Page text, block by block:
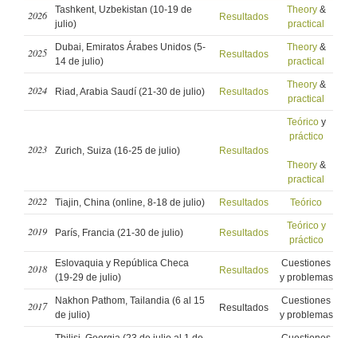
2026
Tashkent, Uzbekistan (10-19 de
julio)
Resultados
Theory&
practical
2025
Dubai, Emiratos Árabes Unidos (5-
14 de julio)
Resultados
Theory&
practical
2024 Riad, Arabia Saudí (21-30 de julio) Resultados
Theory&
practical
2023 Zurich, Suiza (16-25 de julio) Resultados
Teóricoy
práctico
Theory&
practical
2022 Tiajin, China (online, 8-18 de julio) Resultados Teórico
2019 París, Francia (21-30 de julio) Resultados
Teórico y
práctico
2018
Eslovaquia y República Checa
(19-29 de julio)
Resultados
Cuestiones
y problemas
2017
Nakhon Pathom, Tailandia (6 al 15
de julio)
Resultados
Cuestiones
y problemas